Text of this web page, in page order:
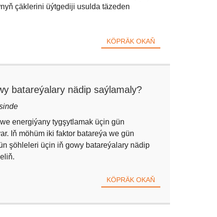
çäklerini üýtgediji usulda täzeden
KÖPRÄK OKAŇ
batareýalary nädip saýlamaly?
energiýany tygşytlamak üçin gün
Iň möhüm iki faktor batareýa we gün
şöhleleri üçin iň gowy batareýalary nädip
KÖPRÄK OKAŇ